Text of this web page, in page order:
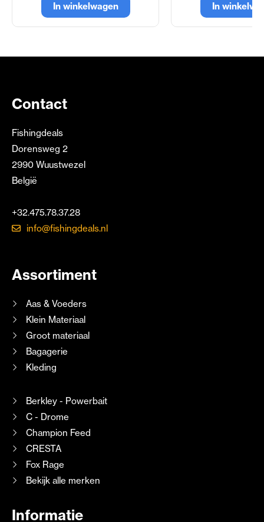
In winkelwagen In
Contact
Fishingdeals
Dorensweg 2
2990 Wuustwezel
België
+32.475.78.37.28
info@fishingdeals.nl
Assortiment
Aas & Voeders
Klein Materiaal
Groot materiaal
Bagagerie
Kleding
Berkley - Powerbait
C - Drome
Champion Feed
CRESTA
Fox Rage
Bekijk alle merken
Informatie